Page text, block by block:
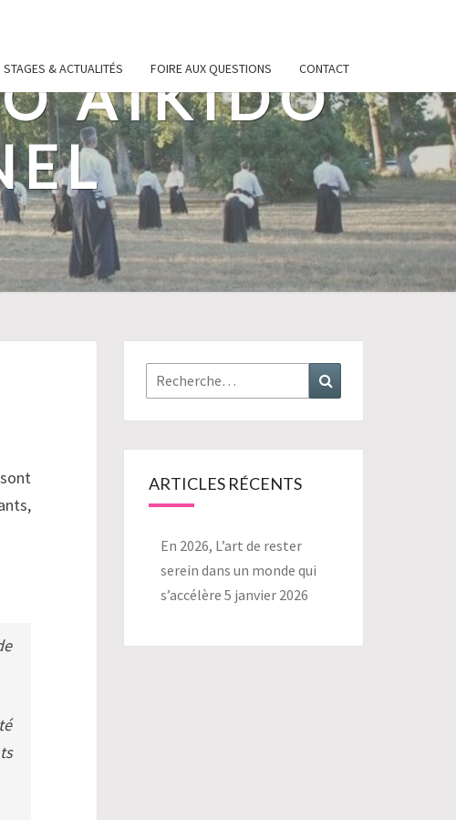
STAGES & ACTUALITÉS FOIRE AUX QUESTIONS CONTACT
AÏKIDO
Rechercher :
ARTICLES RÉCENTS
En 2026, L’art de rester
serein dans un monde qui
s’accélère 5 janvier 2026